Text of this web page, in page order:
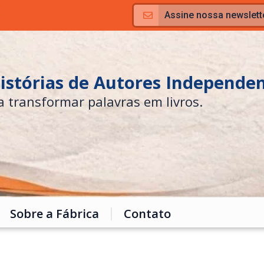
Assine nossa
de Autores
transformar palavras em livros.
Sobre a Fábrica Contato